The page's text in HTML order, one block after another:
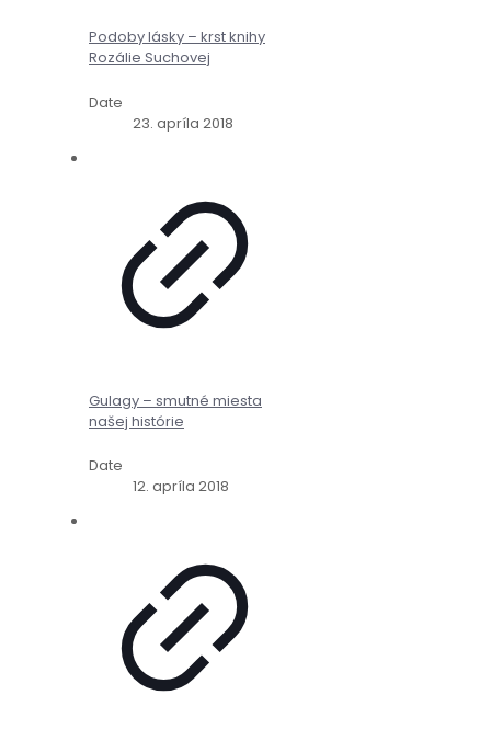
Podoby lásky – krst knihy
Rozálie Suchovej
Date
23. apríla 2018
Gulagy – smutné miesta
našej histórie
Date
12. apríla 2018